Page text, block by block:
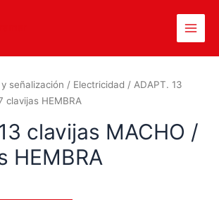
señalización / Electricidad / ADAPT. 13
clavijas HEMBRA
clavijas MACHO /
HEMBRA